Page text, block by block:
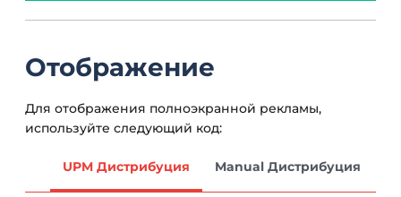
Отображение
Для отображения полноэкранной рекламы,
используйте следующий код:
UPM Дистрибуция Manual Дистрибуция